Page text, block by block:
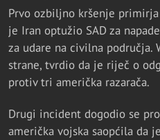
Prvo ozbiljno kršenje
je Iran optužio SAD za
za udare na civilna područja.
strane, tvrdio da je riječ o
protiv tri američka razarača.
Drugi incident dogodio se
američka vojska saopćila da